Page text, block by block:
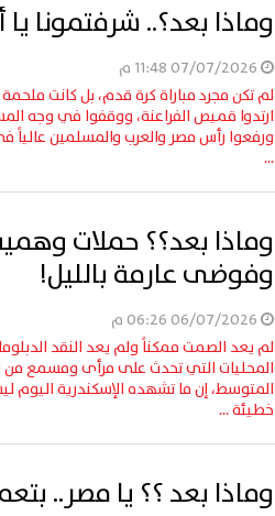
وماذا بعد؟.. شرفتمونا يا
لم تكن مجرد مباراة كرة قدم، بل كانت
ارتدوا قميص الفراعنة، ووقفوا في وجه
ورفعوا رأس مصر والعرب والمسلمين عالياً
...
وماذا بعد؟؟ حملات
وفوضى عارمة بالليل!
لم يعد الصمت ممكناً ولم يعد النقد
المحليات التي تحدث على مرأى ومسمع من
المتوسط، إن ما تشهده الإسكندرية اليوم
خطيئة ...
وماذا بعد ؟؟ يا مصر..